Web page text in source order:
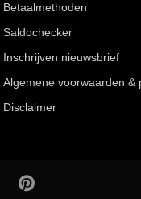
Betaalmethoden
Saldochecker
Inschrijven nieuwsbrief
Algemene voorwaarden &
Disclaimer